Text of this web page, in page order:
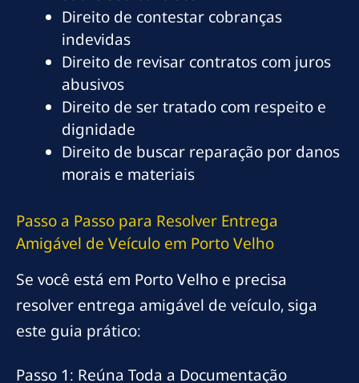
Direito de contestar cobranças
indevidas
Direito de revisar contratos com juros
abusivos
Direito de ser tratado com respeito e
dignidade
Direito de buscar reparação por danos
morais e materiais
Passo a Passo para Resolver Entrega
Amigável de Veículo em Porto Velho
Se você está em Porto Velho e precisa
resolver entrega amigável de veículo, siga
este guia prático:
Passo 1: Reúna Toda a Documentação